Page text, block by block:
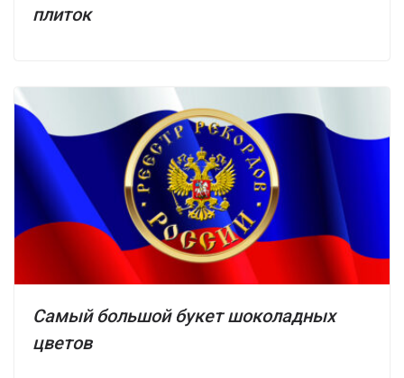
плиток
Самый большой букет шоколадных
цветов